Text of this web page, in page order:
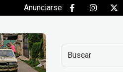
Anunciarse